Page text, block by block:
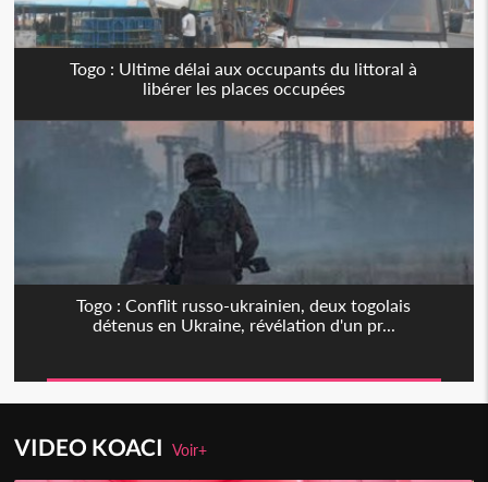
Togo : Ultime délai aux occupants du littoral à
libérer les places occupées
Togo : Conflit russo-ukrainien, deux togolais
détenus en Ukraine, révélation d'un pr...
VIDEO KOACIVoir+